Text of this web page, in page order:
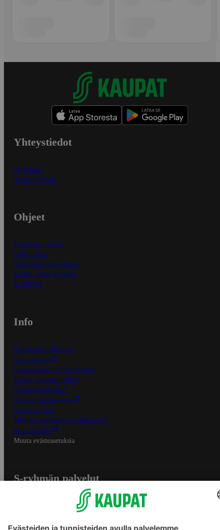
Yhteystiedot
Myymälät
Asiakaspalvelu
Ohjeet
Ensitilaajan ohjeet
Näin maksat
Näin tilaat ja muokkaat
Kaikki ohjeet ja vinkit
In English
Info
S-Business yrityksille
Oiva-raportit
Osuuskauppojen yhteystiedot
Tilaus- ja toimitusehdot
Tietosuojakäytäntö
Palvelun käyttöehdot
Saavutettavuus
Mobiilisovelluksen saavutettavuus
Mainostajalle
Muuta evästeasetuksia
S-ryhmän palvelut
Yhteishyvä Ruoka -sovellus